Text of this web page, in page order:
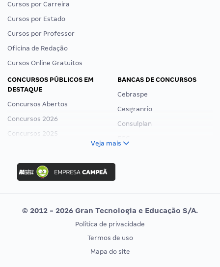
Cursos por Carreira
Cursos por Estado
Cursos por Professor
Oficina de Redação
Cursos Online Gratuitos
CONCURSOS PÚBLICOS EM
DESTAQUE
Concursos Abertos
Concursos 2026
Concursos 2025
Concurso Ibama
Concurso MPU
Editais publicados
BANCAS DE CONCURSOS
Cebraspe
Cesgranrio
Consulplan
Vunesp
CONCURSOS POR PROFISSÃO
EXAME DE ORDEM
Veja mais
© 2012 - 2026 Gran Tecnologia e Educação S/A.
Política de privacidade
Termos de uso
Mapa do site